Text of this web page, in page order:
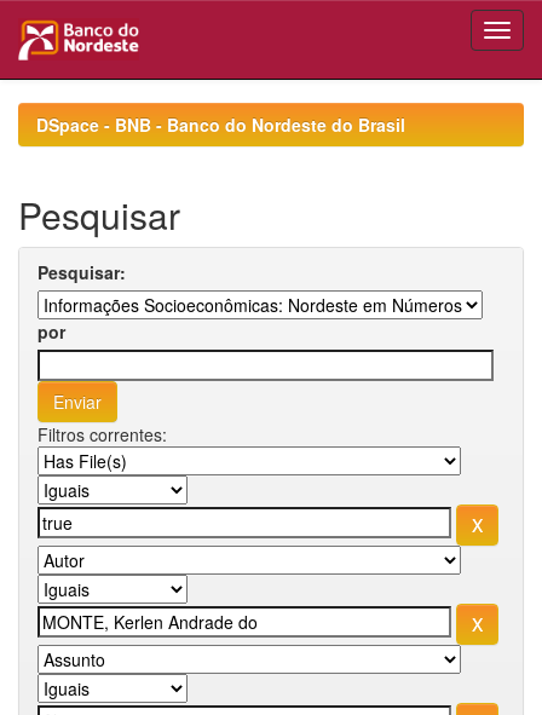
navigationDSpace - BNB - Banco do Nordeste do Brasil
Pesquisar
Pesquisar:
por
Filtros correntes: